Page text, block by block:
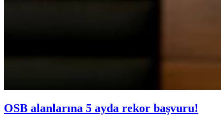
OSB alanlarına 5 ayda rekor başvuru!